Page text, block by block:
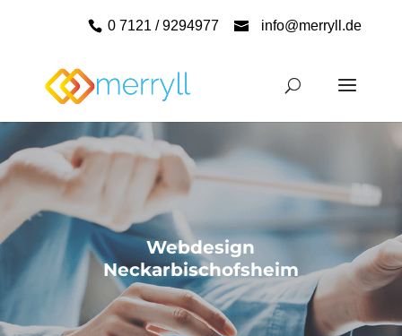
0 7121 / 9294977 info@merryll.de
Webdesign
Neckarbischofsheim